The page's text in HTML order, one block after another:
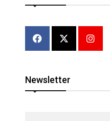
Newsletter